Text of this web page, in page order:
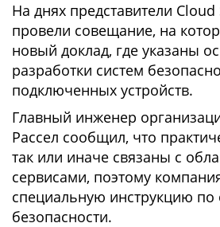
На днях представители
провели совещание, на
новый доклад, где указаны
разработки систем
подключенных устройств.
Главный инженер
Рассел сообщил, что
так или иначе связаны с
сервисами, поэтому
специальную инструкцию по
безопасности.